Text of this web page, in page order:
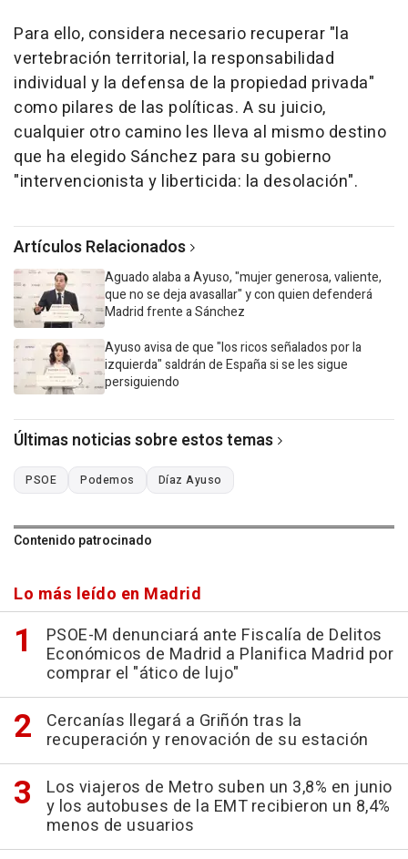
Para ello, considera necesario recuperar "la
vertebración territorial, la responsabilidad
individual y la defensa de la propiedad privada"
como pilares de las políticas. A su juicio,
cualquier otro camino les lleva al mismo destino
que ha elegido Sánchez para su gobierno
"intervencionista y liberticida: la desolación".
Artículos Relacionados
Aguado alaba a Ayuso, "mujer generosa, valiente,
que no se deja avasallar" y con quien defenderá
Madrid frente a Sánchez
Ayuso avisa de que "los ricos señalados por la
izquierda" saldrán de España si se les sigue
persiguiendo
Últimas noticias sobre estos temas
PSOE Podemos Díaz Ayuso
Contenido patrocinado
Lo más leído en Madrid
PSOE-M denunciará ante Fiscalía de Delitos
Económicos de Madrid a Planifica Madrid por
comprar el "ático de lujo"
Cercanías llegará a Griñón tras la
recuperación y renovación de su estación
Los viajeros de Metro suben un 3,8% en junio
y los autobuses de la EMT recibieron un 8,4%
menos de usuarios